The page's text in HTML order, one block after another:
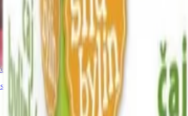
a pasty
Další kategorie
v bílé čokoládě Ořechy se skořicí Ořechy v tiramisu
směsi